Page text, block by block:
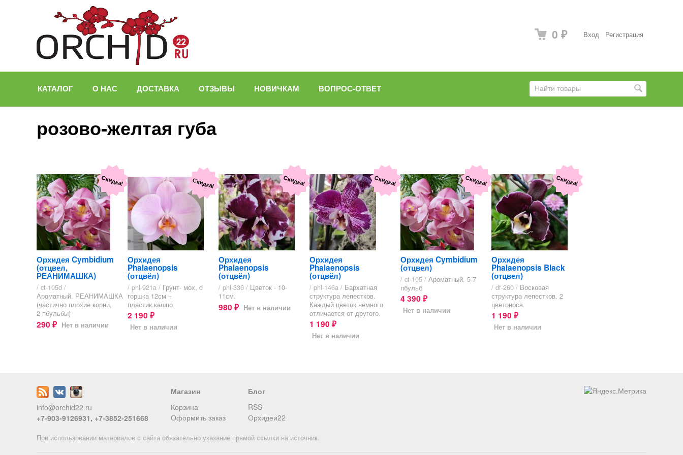
Вход Регистрация
0 ₽
КАТАЛОГ О НАС ДОСТАВКА ОТЗЫВЫ НОВИЧКАМ ВОПРОС-ОТВЕТ
розово-желтая губа
Скидка!
Орхидея Cymbidium
(отцвел,
РЕАНИМАШКА)
/ ct-105d /
Ароматный. РЕАНИМАШКА
(частично плохие корни,
2 пбульбы)
290 ₽ Нет в наличии
Скидка!
Орхидея
Phalaenopsis
(отцвёл)
/ phl-921a / Грунт- мох, d
горшка 12см +
пластик.кашпо
2 190 ₽
Нет в наличии
Скидка!
Орхидея
Phalaenopsis
(отцвёл)
/ phl-336 / Цветок - 10-
11см.
980 ₽ Нет в наличии
Скидка!
Орхидея
Phalaenopsis
(отцвёл)
/ phl-146a / Бархатная
структура лепестков.
Каждый цветок немного
отличается от другого.
1 190 ₽
Нет в наличии
Скидка!
Орхидея Cymbidium
(отцвел)
/ ct-105 / Ароматный. 5-7
пбульб
4 390 ₽
Нет в наличии
Скидка!
Орхидея
Phalaenopsis Black
(отцвел)
/ df-260 / Восковая
структура лепестков. 2
цветоносa.
1 190 ₽
Нет в наличии
info@orchid22.ru
+7-903-9126931, +7-3852-251668
Магазин
Корзина
Оформить заказ
Блог
RSS
Орхидеи22
При использовании материалов с сайта обязательно указание прямой ссылки на источник.